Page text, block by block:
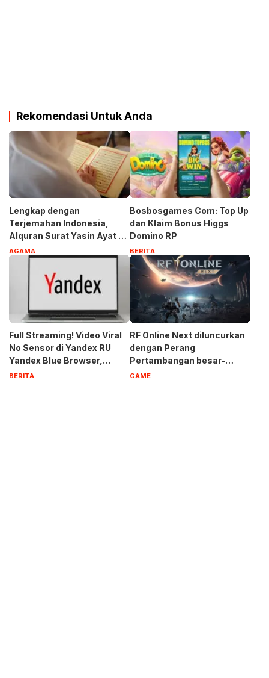
Rekomendasi Untuk Anda
Lengkap dengan
Terjemahan Indonesia,
Alquran Surat Yasin Ayat 1-
83
AGAMA
Bosbosgames Com: Top Up
dan Klaim Bonus Higgs
Domino RP
BERITA
Full Streaming! Video Viral
No Sensor di Yandex RU
Yandex Blue Browser,
Privasi Aman Terbaru 2023
BERITA
RF Online Next diluncurkan
dengan Perang
Pertambangan besar-
besaran, Biosuit keren, dan
GAME